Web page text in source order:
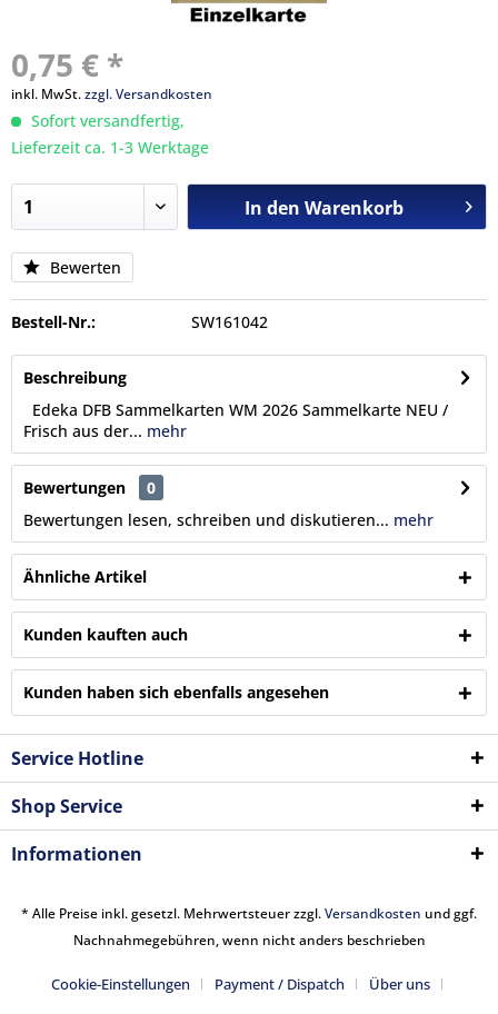
0,75 € *
inkl. MwSt.zzgl. Versandkosten
Sofort versandfertig,
Lieferzeit ca. 1-3 Werktage
In den Warenkorb
Bewerten
Bestell-Nr.: SW161042
Beschreibung
Edeka DFB Sammelkarten WM 2026 Sammelkarte NEU /
Frisch aus der... mehr
Bewertungen
0
Bewertungen lesen, schreiben und diskutieren... mehr
Ähnliche Artikel
Kunden kauften auch
Kunden haben sich ebenfalls angesehen
Service Hotline
Shop Service
Informationen
* Alle Preise inkl. gesetzl. Mehrwertsteuer zzgl.Versandkosten und ggf.
Nachnahmegebühren, wenn nicht anders beschrieben
Cookie-Einstellungen Payment / Dispatch
Über uns